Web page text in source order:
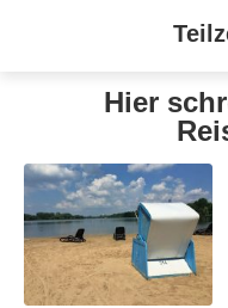
Hier